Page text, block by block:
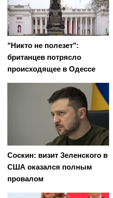
"Никто не полезет":
британцев потрясло
происходящее в Одессе
Соскин: визит Зеленского в
США оказался полным
провалом